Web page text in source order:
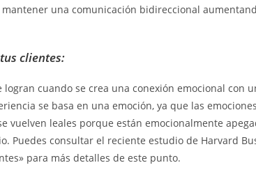
una comunicación bidireccional
clientes:
cuando se crea una conexión emocional con
se basa en una emoción, ya que las
vuelven leales porque están emocionalmente
Puedes consultar el reciente estudio de Harvard
para más detalles de este punto.